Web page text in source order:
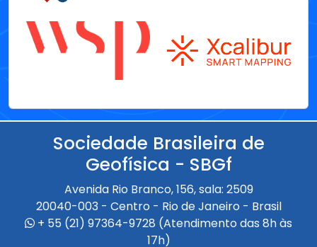
Sociedade Brasileira de
Geofísica - SBGf
Avenida Rio Branco, 156, sala: 2509
20040-003 - Centro - Rio de Janeiro - Brasil
+ 55 (21) 97364-9728 (Atendimento das 8h às
+ 55 (21) 97433-4335 (Atendimento das 9h às
18h)
Em caso de dúvidas, entre em contato pelo e-mail